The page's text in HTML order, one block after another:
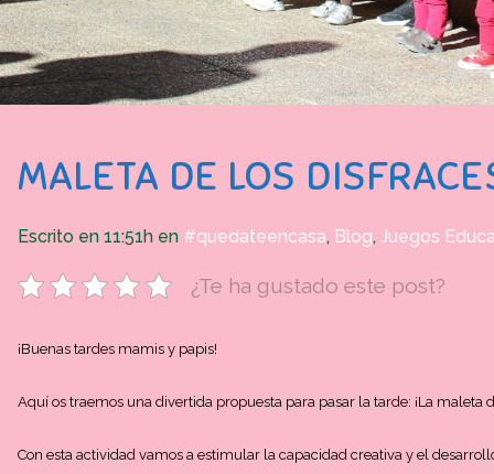
MALETA DE LOS
Escrito en 11:51h en #quedateencasa, Blog, Juegos
¿Te ha gustado este post?
¡Buenas tardes mamis y papis!
Aquí os traemos una divertida propuesta para pasar la tarde: ¡La maleta
Con esta actividad vamos a estimular la capacidad creativa y el